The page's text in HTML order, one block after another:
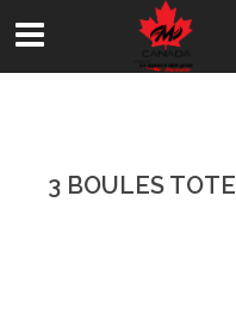
3 BOULES TOTE